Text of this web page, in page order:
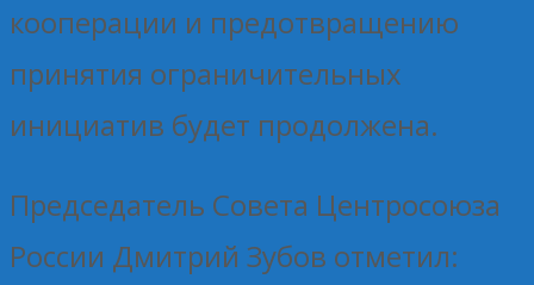
кооперации и предотвращению
принятия ограничительных
инициатив будет продолжена.
Председатель Совета Центросоюза
России Дмитрий Зубов отметил: